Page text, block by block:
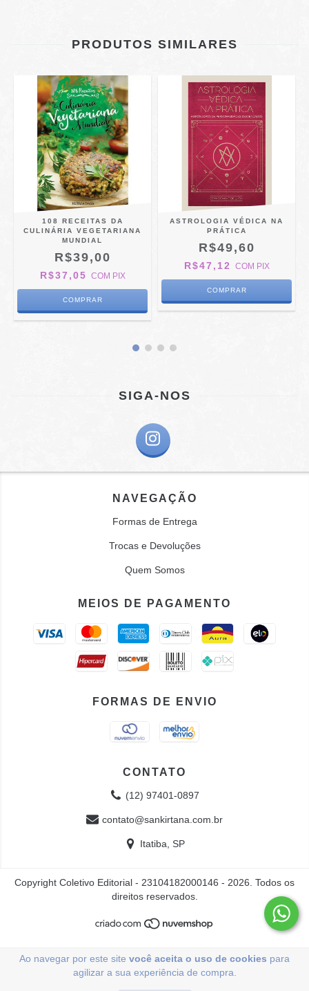
Ao navegar por este site você aceita o uso de cookies para
agilizar a sua experiência de compra.
PRODUTOS SIMILARES
108 RECEITAS DA
CULINÁRIA VEGETARIANA
MUNDIAL
R$39,00
R$37,05 COM PIX
ASTROLOGIA VÉDICA NA
PRÁTICA
R$49,60
R$47,12 COM PIX
SIGA-NOS
NAVEGAÇÃO
Formas de Entrega
Trocas e Devoluções
Quem Somos
MEIOS DE PAGAMENTO
FORMAS DE ENVIO
CONTATO
(12) 97401-0897
contato@sankirtana.com.br
Itatiba, SP
Copyright Coletivo Editorial - 23104182000146 - 2026. Todos os
direitos reservados.